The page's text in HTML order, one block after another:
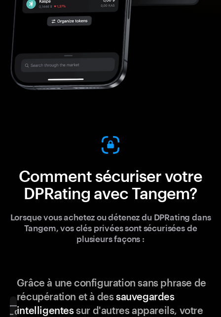
Comment sécuriser votre
DPRating avec Tangem?
Lorsque vous achetez ou détenez du DPRating dans
Tangem, vos clés privées sont sécurisées de
plusieurs façons :
Grâce à une configuration sans phrase de
récupération et à dessauvegardes
intelligentessur d'autres appareils, votre